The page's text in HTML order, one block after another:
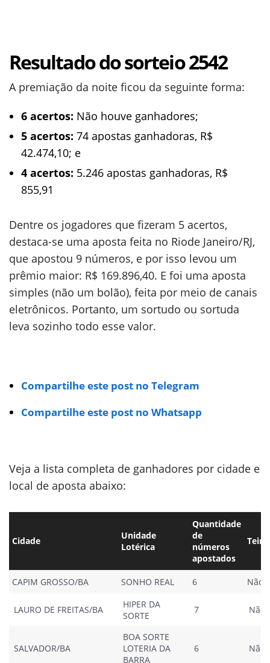
Resultado do sorteio 2542
A premiação da noite ficou da seguinte forma:
6 acertos: Não houve ganhadores;
5 acertos: 74 apostas ganhadoras, R$
42.474,10; e
4 acertos: 5.246 apostas ganhadoras, R$
855,91
Dentre os jogadores que fizeram 5 acertos,
destaca-se uma aposta feita no Riode Janeiro/RJ,
que apostou 9 números, e por isso levou um
prêmio maior: R$ 169.896,40. E foi uma aposta
simples (não um bolão), feita por meio de canais
eletrônicos. Portanto, um sortudo ou sortuda
leva sozinho todo esse valor.
Compartilhe este post no Telegram
Compartilhe este post no Whatsapp
Veja a lista completa de ganhadores por cidade e
local de aposta abaixo:
Cidade
Unidade
Lotérica
Quantidade
de
números
apostados
CAPIM GROSSO/BA SONHO REAL 6 Não
LAURO DE FREITAS/BA
HIPER DA
SORTE
7 Não
SALVADOR/BA
BOA SORTE
LOTERIA DA
BARRA
6 Não